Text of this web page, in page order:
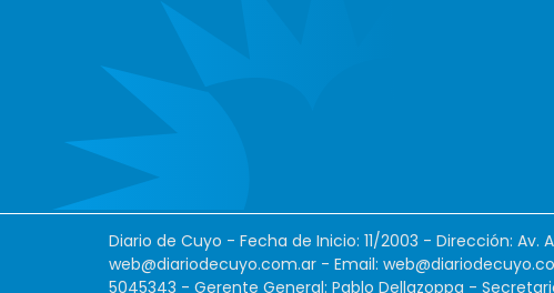
Diario de Cuyo - Fecha de Inicio: 11/2003 - Dirección:
web@diariodecuyo.com.ar - Email:
5045343 - Gerente General: Pablo Dellazoppa -